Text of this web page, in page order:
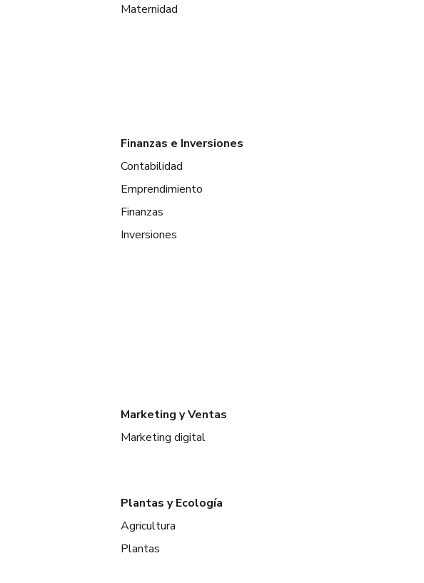
Maternidad
Finanzas e Inversiones
Contabilidad
Emprendimiento
Finanzas
Inversiones
Marketing y Ventas
Marketing digital
Plantas y Ecología
Agricultura
Plantas